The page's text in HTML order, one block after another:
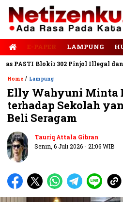
E-PAPER LAMPUNG
Blokir 302 Pinjol Illegal dan
Home / Lampung
Elly Wahyuni Minta
terhadap Sekolah
Beli Seragam
Tauriq Attala Gibran
Senin, 6 Juli 2026 - 21:06 WIB